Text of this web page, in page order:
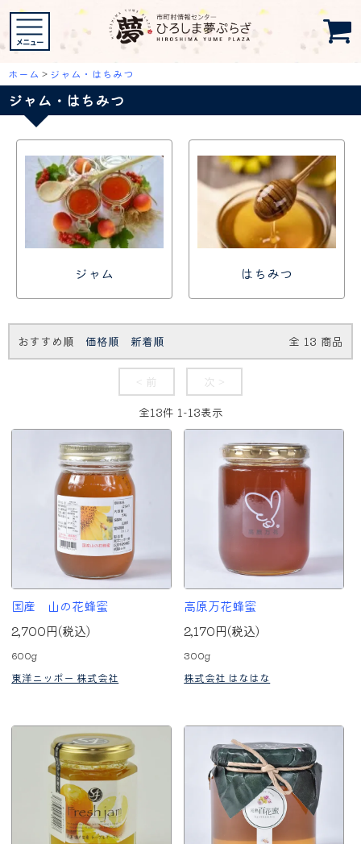
ホーム > ジャム・はちみつ
ジャム・はちみつ
ジャム はちみつ
おすすめ順 価格順 新着順 全 13 商品
< 前
次 >
全13件 1-13表示
国産 山の花蜂蜜
2,700円(税込)
600g
東洋ニッポー 株式会社
高原万花蜂蜜
2,170円(税込)
300g
株式会社 はなはな